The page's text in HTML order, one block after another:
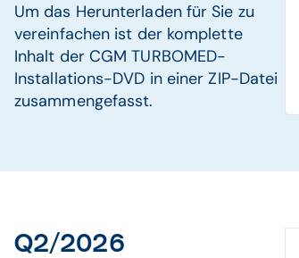
Um das Herunterladen für Sie zu
vereinfachen ist der komplette
Inhalt der CGM TURBOMED-
Installations-DVD in einer ZIP-Datei
zusammengefasst.
Q2/2026